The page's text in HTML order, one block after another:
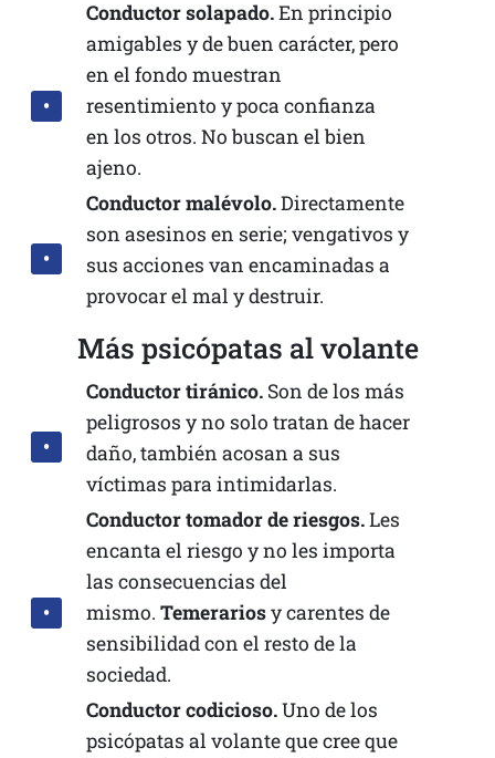
Conductor solapado.En principio
amigables y de buen carácter, pero
en el fondo muestran
resentimiento y poca confianza
en los otros. No buscan el bien
ajeno.
Conductor malévolo.Directamente
son asesinos en serie; vengativos y
sus acciones van encaminadas a
provocar el mal y destruir.
Más psicópatas al volante
Conductor tiránico. Son de los más
peligrosos y no solo tratan de hacer
daño, también acosan a sus
víctimas para intimidarlas.
Conductor tomador de riesgos.Les
encanta el riesgo y no les importa
las consecuencias del
mismo. Temerariosy carentes de
sensibilidad con el resto de la
sociedad.
Conductor codicioso.Uno de los
psicópatas al volante que cree que